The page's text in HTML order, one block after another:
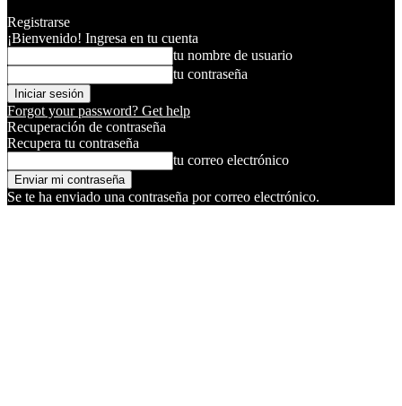
Registrarse
¡Bienvenido! Ingresa en tu cuenta
tu nombre de usuario
tu contraseña
Forgot your password? Get help
Recuperación de contraseña
Recupera tu contraseña
tu correo electrónico
Se te ha enviado una contraseña por correo electrónico.